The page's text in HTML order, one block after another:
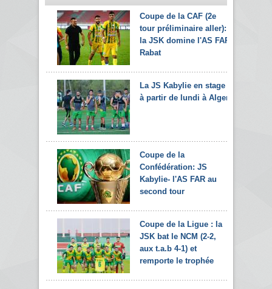
Coupe de la CAF (2e
tour préliminaire aller):
la JSK domine l'AS FAR
Rabat
La JS Kabylie en stage
à partir de lundi à Alger
Coupe de la
Confédération: JS
Kabylie- l'AS FAR au
second tour
Coupe de la Ligue : la
JSK bat le NCM (2-2,
aux t.a.b 4-1) et
remporte le trophée